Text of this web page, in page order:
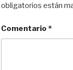
obligatorios están
Comentario *